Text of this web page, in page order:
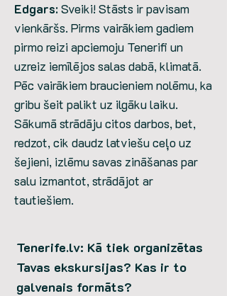
Edgars: Sveiki! Stāsts ir pavisam
vienkāršs. Pirms vairākiem gadiem
pirmo reizi apciemoju Tenerifi un
uzreiz iemīlējos salas dabā, klimatā.
Pēc vairākiem braucieniem nolēmu, ka
gribu šeit palikt uz ilgāku laiku.
Sākumā strādāju citos darbos, bet,
redzot, cik daudz latviešu ceļo uz
šejieni, izlēmu savas zināšanas par
salu izmantot, strādājot ar
tautiešiem.
Tenerife.lv: Kā tiek organizētas
Tavas ekskursijas? Kas ir to
galvenais formāts?